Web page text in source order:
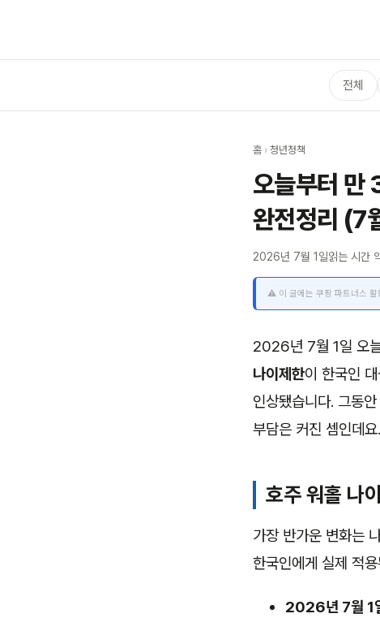
전체
홈 › 청년정책
오늘부터 만
완전정리 (7
2026년 7월 1일읽는 시간
⚠️ 이 글에는 쿠팡 파트너스 활
2026년 7월 1일 오
나이제한이 한국인
인상됐습니다. 그동
부담은 커진 셈인데
호주 워홀 나
가장 반가운 변화는
한국인에게 실제 적
2026년 7월 1